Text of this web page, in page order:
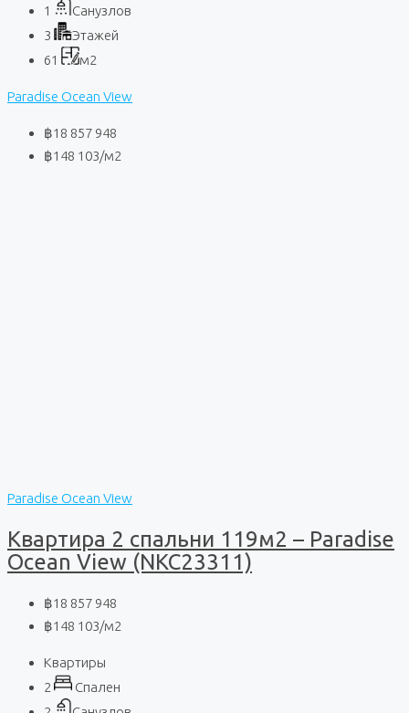
1
Санузлов
3
Этажей
61
м2
Paradise Ocean View
฿18 857 948
฿148 103/м2
Paradise Ocean View
Квартира 2 спальни 119м2 – Paradise
Ocean View (NKC23311)
฿18 857 948
฿148 103/м2
Квартиры
2
Спален